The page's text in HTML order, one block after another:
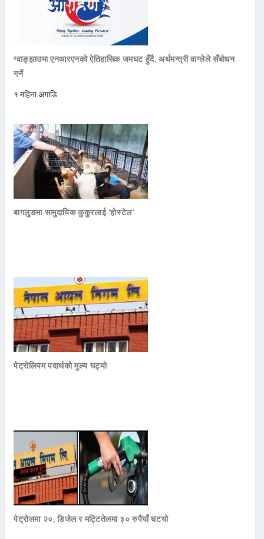
ग्वाङ्झाउमा एनआरएनको ऐतिहासिक जमघट हुँदै, अर्थमन्त्री वाग्लेले सँबोधन
गर्ने
१ महिना अगाडि
बागलुङमा सामुदायिक कुकुरलाई ‘होस्टेल’
पेट्रोलियम पदार्थको मुल्य घट्यो
पेट्रोलमा २०, डिजेल र मट्टितेलमा ३० रुपैयाँ घटयो